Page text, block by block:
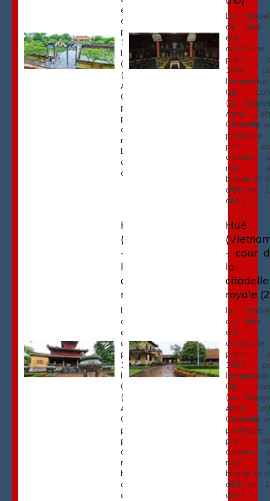
été
construite à
partir de
1804 par
l'empereur
Gia Long
(ou Nguyen
Anh). Cette
Citadelle est
protégée
par des
douves, un
mur en
brique et dix
clôtures. La
cité […]
La
de Hué
été
construite
partir
1804
l'empereur
Gia
(ou
Anh).
Citadelle
protégée
par
douves,
mur
brique et
clôtures.
cité […]
Hué
(Vietnam)
- cour de
la
citadelle
royale (1)
La citadelle
de Hué a
été
construite à
partir de
1804 par
l'empereur
Gia Long
(ou Nguyen
Anh). Cette
Citadelle est
protégée
par des
douves, un
mur en
brique et dix
clôtures. La
cité […]
Hué
- cour
la
citadelle
royale
La
de Hué
été
construite
partir
1804
l'empereur
Gia
(ou
Anh).
Citadelle
protégée
par
douves,
mur
brique et
clôtures.
cité […]